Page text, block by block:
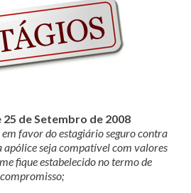
25 de Setembro de 2008
favor do estagiário seguro contra
apólice seja compatível com valores
fique estabelecido no termo de
compromisso;